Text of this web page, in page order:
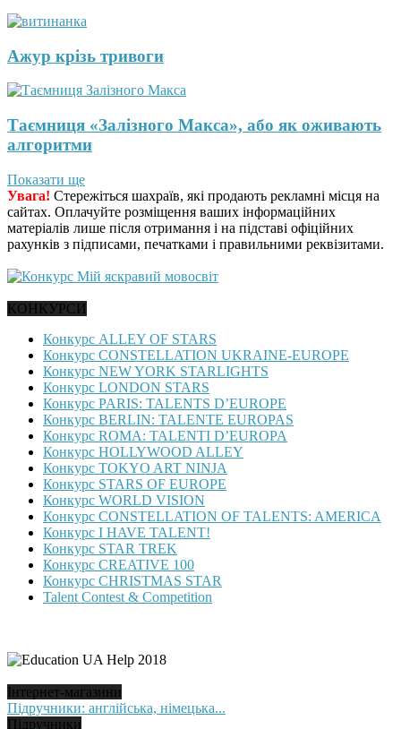
Ажур крізь тривоги
Таємниця «Залізного Макса», або як оживають
алгоритми
Показати ще
Увага! Стережіться шахраїв, які продають рекламні місця на
сайтах. Оплачуйте розміщення ваших інформаційних
матеріалів лише після отримання і на підставі офіційних
рахунків з підписами, печатками і правильними реквізитами.
КОНКУРСИ
Конкурс ALLEY OF STARS
Конкурс CONSTELLATION UKRAINE-EUROPE
Конкурс NEW YORK STARLIGHTS
Конкурс LONDON STARS
Конкурс PARIS: TALENTS D’EUROPE
Конкурс BERLIN: TALENTE EUROPAS
Конкурс ROMA: TALENTI D’EUROPA
Конкурс HOLLYWOOD ALLEY
Конкурс TOKYO ART NINJA
Конкурс STARS OF EUROPE
Конкурс WORLD VISION
Конкурс CONSTELLATION OF TALENTS: AMERICA
Конкурс I HAVE TALENT!
Конкурс STAR TREK
Конкурс CREATIVE 100
Конкурс CHRISTMAS STAR
Talent Contest & Competition
Інтернет-магазини
Підручники: англійська, німецька...
Підручники